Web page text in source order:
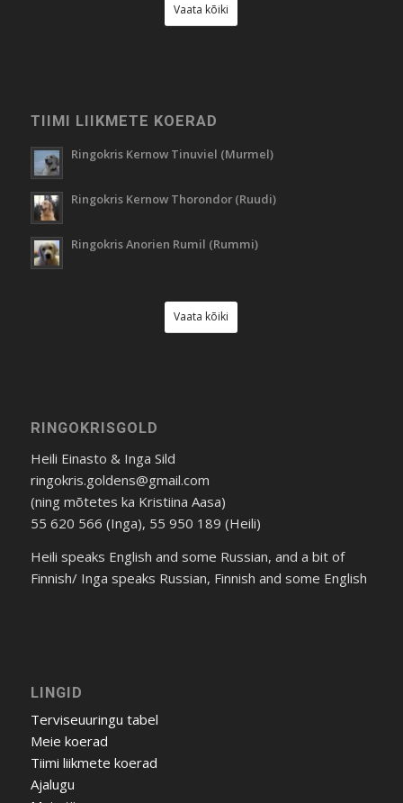
Vaata kõiki
TIIMI LIIKMETE KOERAD
Ringokris Kernow Tinuviel (Murmel)
Ringokris Kernow Thorondor (Ruudi)
Ringokris Anorien Rumil (Rummi)
Vaata kõiki
RINGOKRISGOLD
Heili Einasto & Inga Sild
ringokris.goldens@gmail.com
(ning mõtetes ka Kristiina Aasa)
55 620 566 (Inga), 55 950 189 (Heili)
Heili speaks English and some Russian, and a bit of
Finnish/ Inga speaks Russian, Finnish and some English
LINGID
Terviseuuringu tabel
Meie koerad
Tiimi liikmete koerad
Ajalugu